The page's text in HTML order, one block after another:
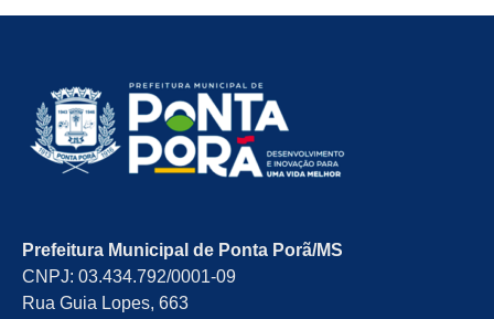
Prefeitura Municipal de Ponta Porã/MS
CNPJ: 03.434.792/0001-09
Rua Guia Lopes, 663